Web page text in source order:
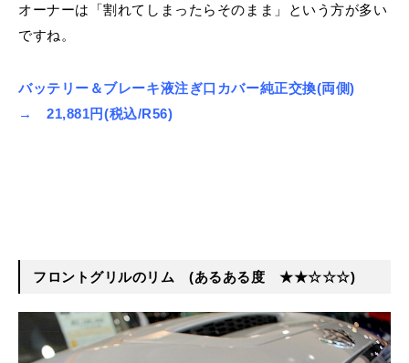
オーナーは「割れてしまったらそのまま」という方が多い
ですね。
バッテリー＆ブレーキ液注ぎ口カバー純正交換(両側)
→ 21,881円(税込/R56)
フロントグリルのリム (あるある度 ★★☆☆☆)